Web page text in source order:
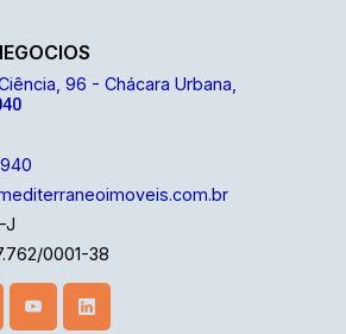
96 - Chácara Urbana,
J
0001-38